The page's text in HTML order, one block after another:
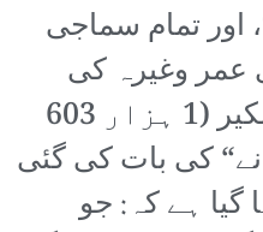
اور تمام سماجی
عمر وغیرہ کی
امداد) کو ”غربت کی لکیر (1 ہزار 603
کی بات کی گئی
گیا ہے کہ: جو